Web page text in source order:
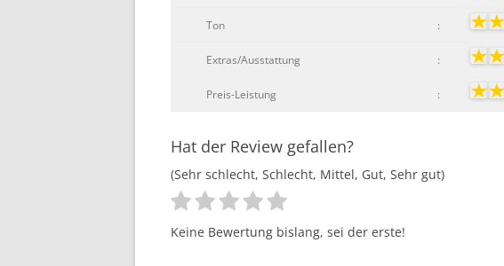
Ton :
Extras/Ausstattung :
Preis-Leistung :
Hat der Review gefallen?
(Sehr schlecht, Schlecht, Mittel, Gut, Sehr gut)
Keine Bewertung bislang, sei der erste!